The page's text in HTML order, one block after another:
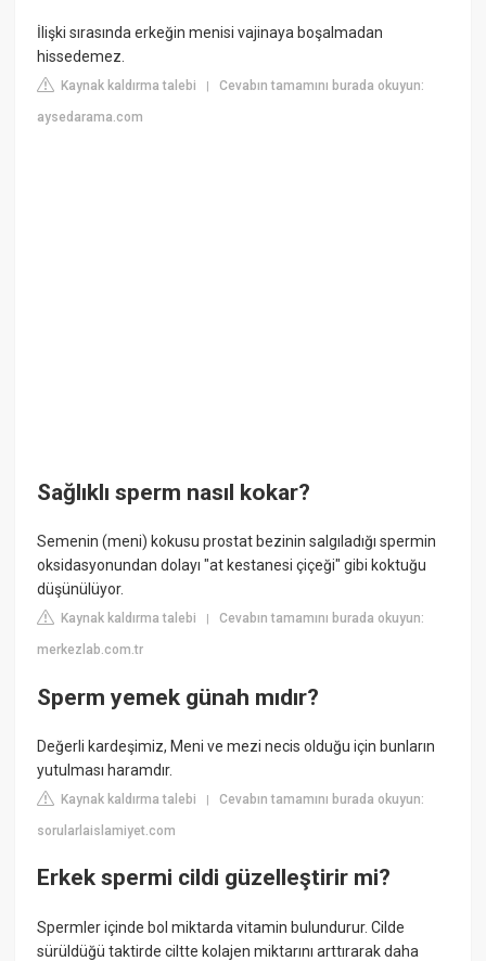
İlişki sırasında erkeğin menisi vajinaya boşalmadan
hissedemez.
Kaynak kaldırma talebi |Cevabın tamamını burada okuyun:
aysedarama.com
Sağlıklı sperm nasıl kokar?
Semenin (meni) kokusu prostat bezinin salgıladığı spermin
oksidasyonundan dolayı "at kestanesi çiçeği" gibi koktuğu
düşünülüyor.
Kaynak kaldırma talebi |Cevabın tamamını burada okuyun:
merkezlab.com.tr
Sperm yemek günah mıdır?
Değerli kardeşimiz, Meni ve mezi necis olduğu için bunların
yutulması haramdır.
Kaynak kaldırma talebi |Cevabın tamamını burada okuyun:
sorularlaislamiyet.com
Erkek spermi cildi güzelleştirir mi?
Spermler içinde bol miktarda vitamin bulundurur. Cilde
sürüldüğü taktirde ciltte kolajen miktarını arttırarak daha